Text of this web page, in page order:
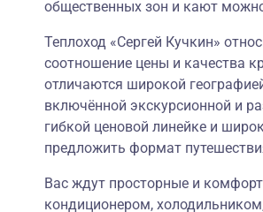
общественных зон и кают
Теплоход «Сергей Кучкин»
соотношение цены и качества
отличаются широкой
включённой экскурсионной и
гибкой ценовой линейке и
предложить формат
Вас ждут просторные и
кондиционером,